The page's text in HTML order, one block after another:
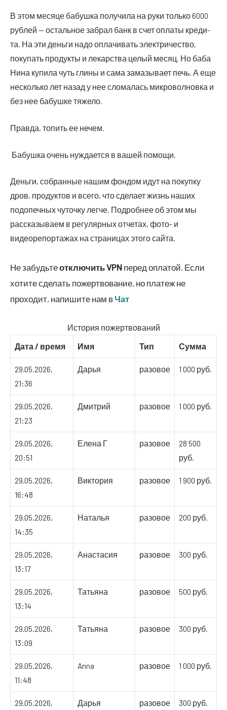
В этом меся­це бабуш­ка полу­чи­ла на руки толь­ко 6000
руб­лей — осталь­ное забрал банк в счет опла­ты кре­ди­
та. На эти день­ги надо опла­чи­вать элек­три­че­ство,
поку­пать про­дук­ты и лекар­ства целый месяц. Но баба
Нина купи­ла чуть гли­ны и сама зама­зы­ва­ет печь. А еще
несколь­ко лет назад у нее сло­ма­лась мик­ро­вол­нов­ка и
без нее бабуш­ке тяжело.
Прав­да, топить ее нечем.
Бабуш­ка очень нуж­да­ет­ся в вашей помощи.
Деньги, собранные нашим фондом идут на покупку
дров, продуктов и всего, что сделает жизнь наших
подопечных чуточку легче. Подробнее об этом мы
рассказываем в регулярных отчетах, фото- и
видеорепортажах на страницах этого сайта.
Не забудьтеотключитьVPN перед оплатой. Если
хотите сделать пожертвование, но платеж не
проходит, напишите нам в Чат
История пожертвований
Дата / время
Имя Тип Сумма
29.05.2026,
21:36
Дарья разовое 1 000 руб.
29.05.2026,
21:23
Дмитрий разовое 1 000 руб.
29.05.2026,
20:51
Елена Г разовое
28 500
руб.
29.05.2026,
16:48
Виктория разовое 1 900 руб.
29.05.2026,
14:35
Наталья разовое 200 руб.
29.05.2026,
13:17
Анастасия разовое 300 руб.
29.05.2026,
13:14
Татьяна разовое 500 руб.
29.05.2026,
13:09
Татьяна разовое 300 руб.
29.05.2026,
11:48
Anna разовое 1 000 руб.
29.05.2026,
Дарья разовое 300 руб.